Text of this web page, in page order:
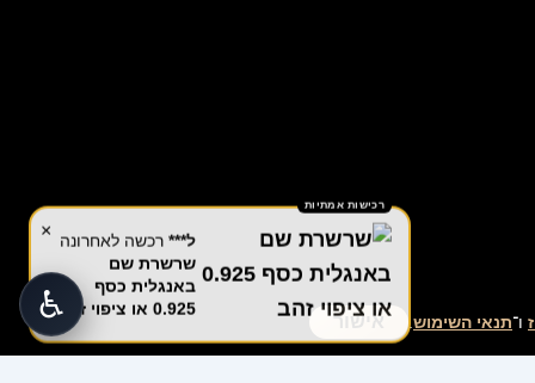
ו־תנאי השימוש. אישור
×
שרשרת שם
באנגלית כסף
0.925 או ציפוי זהב
♿